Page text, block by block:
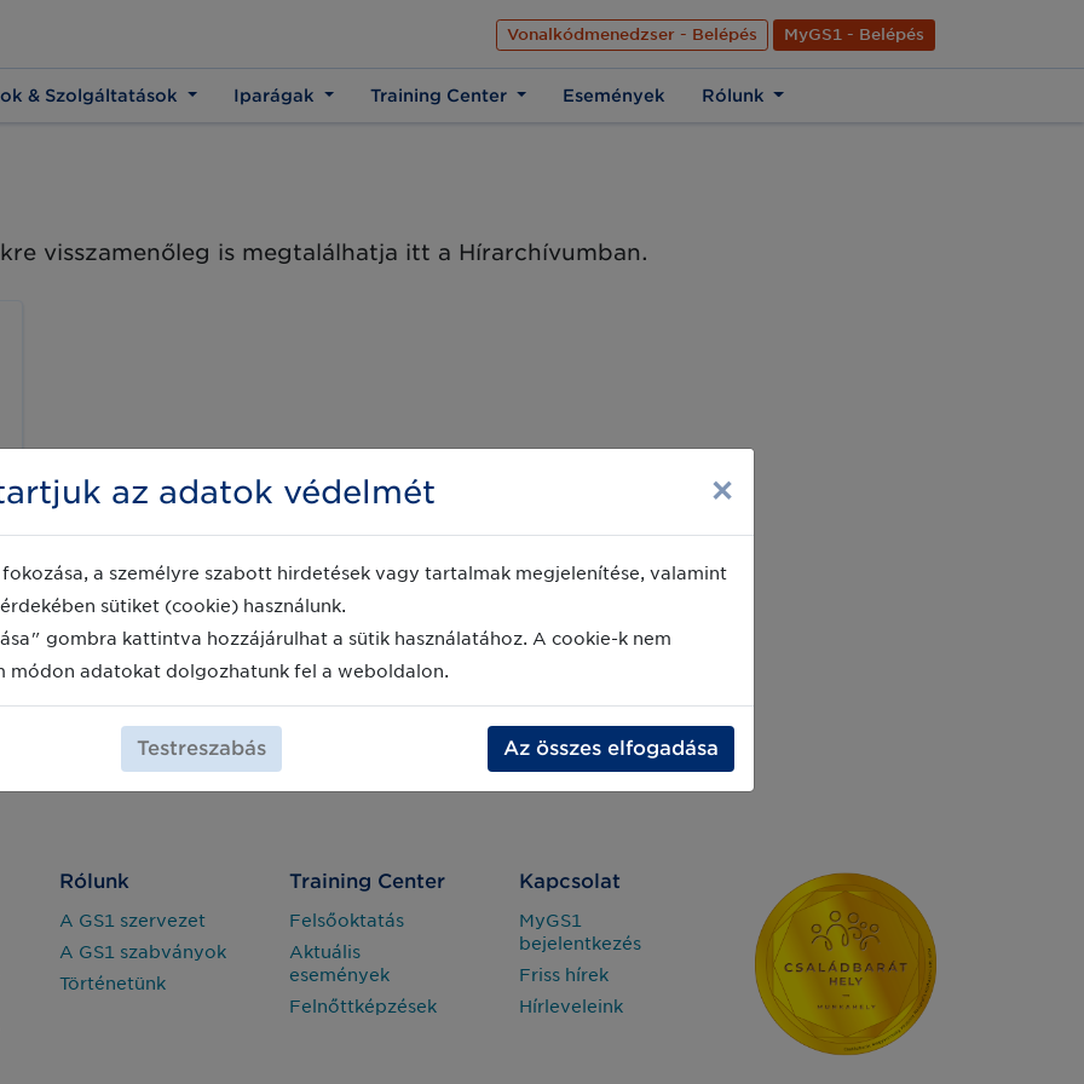
Az üzleti élet közös nyelve Hírek Kapcsolat Rólunk
EN
Vonalkódmenedzser - Belépés
MyGS1 - Belépés
& Szolgáltatások Iparágak Training Center Események Rólunk
visszamenőleg is megtalálhatja itt a Hírarchívumban.
Rólunk
A GS1 szervezet
A GS1 szabványok
Történetünk
Training Center
Felsőoktatás
Aktuális
események
Felnőttképzések
Kapcsolat
MyGS1
bejelentkezés
Friss hírek
Hírleveleink
az adatok védelmét ×
a személyre szabott hirdetések vagy tartalmak megjelenítése, valamint
sütiket (cookie) használunk.
gombra kattintva hozzájárulhat a sütik használatához. A cookie-k nem
módon adatokat dolgozhatunk fel a weboldalon.
Testreszabás Az összes elfogadása